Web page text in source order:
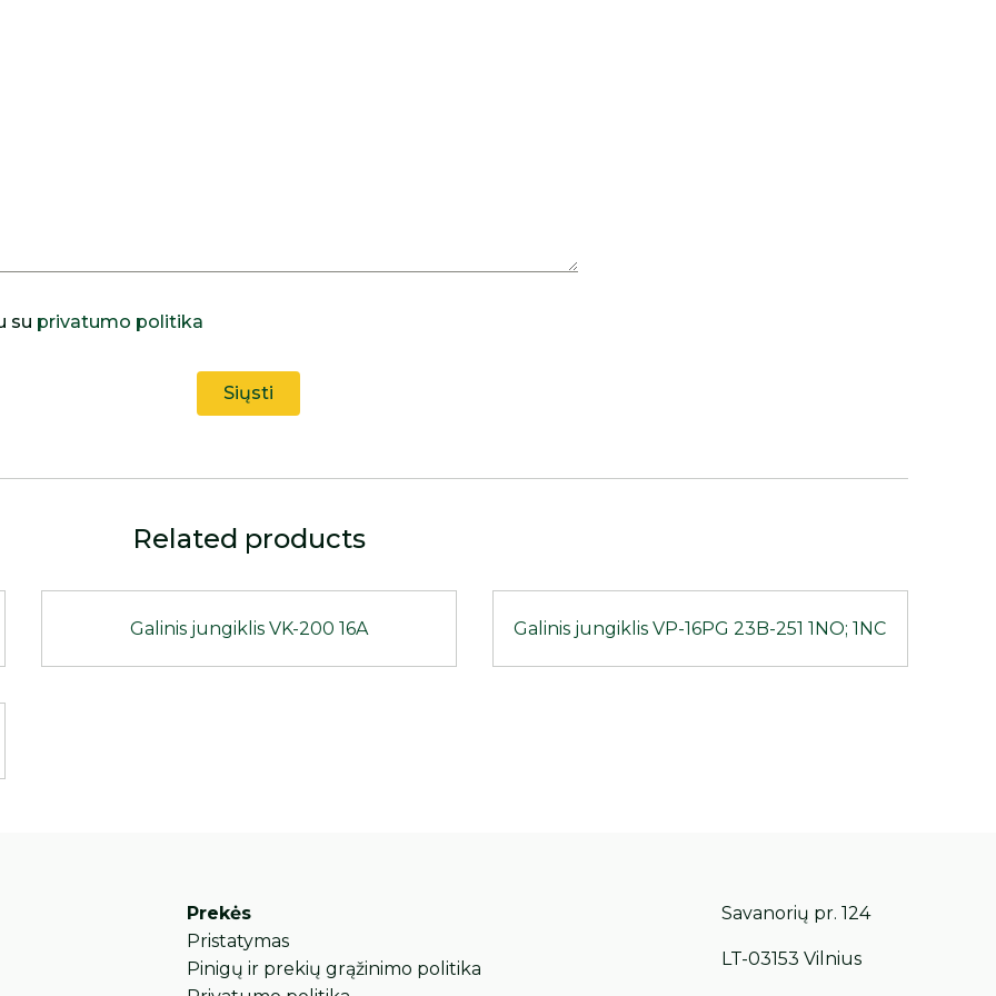
su privatumo politika
Related products
Galinis jungiklis VK-200 16A Galinis jungiklis VP-16PG 23B-251 1NO; 1NC
Prekės
Pristatymas
Pinigų ir prekių grąžinimo politika
Savanorių pr. 124
LT-03153 Vilnius